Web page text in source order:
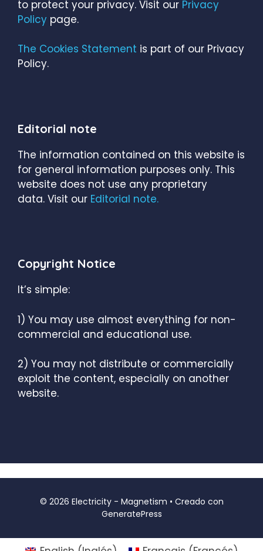
to protect your privacy. Visit our Privacy
Policy page.
The Cookies Statement is part of our Privacy
Policy.
Editorial note
The information contained on this website is
for general information purposes only. This
website does not use any proprietary
data. Visit our Editorial note.
Copyright Notice
It’s simple:
1) You may use almost everything for non-
commercial and educational use.
2) You may not distribute or commercially
exploit the content, especially on another
website.
© 2026 Electricity - Magnetism • Creado con
GeneratePress